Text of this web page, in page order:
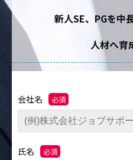
新人SE、PGを中
人材へ育
会社名
氏名